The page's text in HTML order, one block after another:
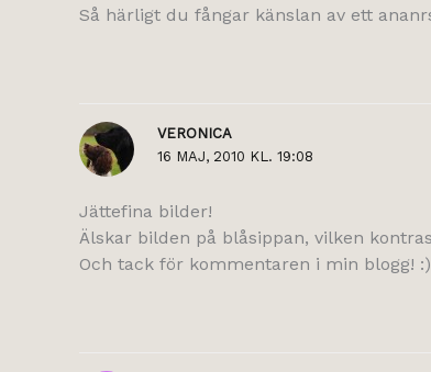
Så härligt du fångar känslan av ett
VERONICA
16 MAJ, 2010 KL. 19:08
Jättefina bilder!
Älskar bilden på blåsippan, vilken
Och tack för kommentaren i min blogg! :)